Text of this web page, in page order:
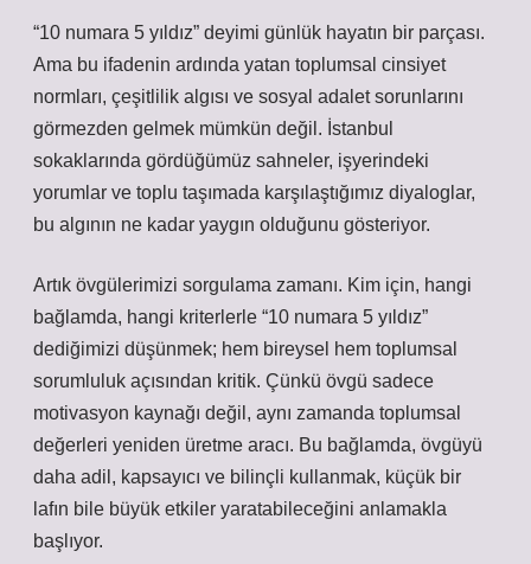
“10 numara 5 yıldız” deyimi günlük hayatın bir parçası.
Ama bu ifadenin ardında yatan toplumsal cinsiyet
normları, çeşitlilik algısı ve sosyal adalet sorunlarını
görmezden gelmek mümkün değil. İstanbul
sokaklarında gördüğümüz sahneler, işyerindeki
yorumlar ve toplu taşımada karşılaştığımız diyaloglar,
bu algının ne kadar yaygın olduğunu gösteriyor.
Artık övgülerimizi sorgulama zamanı. Kim için, hangi
bağlamda, hangi kriterlerle “10 numara 5 yıldız”
dediğimizi düşünmek; hem bireysel hem toplumsal
sorumluluk açısından kritik. Çünkü övgü sadece
motivasyon kaynağı değil, aynı zamanda toplumsal
değerleri yeniden üretme aracı. Bu bağlamda, övgüyü
daha adil, kapsayıcı ve bilinçli kullanmak, küçük bir
lafın bile büyük etkiler yaratabileceğini anlamakla
başlıyor.